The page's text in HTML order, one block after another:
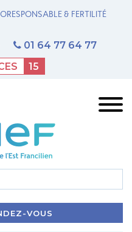
& FERTILITÉ
01 64 77 64 77
15
VOUS